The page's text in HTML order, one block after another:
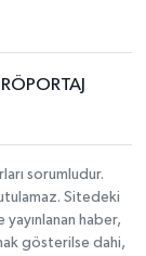
RÖPORTAJ
sorumludur.
Sitedeki
yayınlanan haber,
gösterilse dahi,